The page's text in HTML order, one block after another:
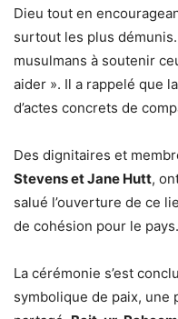
Dieu tout en
surtout les plus
musulmans à soutenir
aider ». Il a rappelé que
d’actes concrets de
Des dignitaires et
Stevens et Jane Hutt,
salué l’ouverture de ce
de cohésion pour le pays.
La cérémonie s’est
symbolique de paix, une